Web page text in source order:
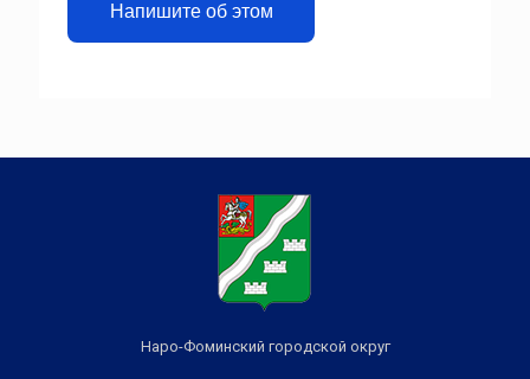
Напишите об этом
Наро-Фоминский городской округ